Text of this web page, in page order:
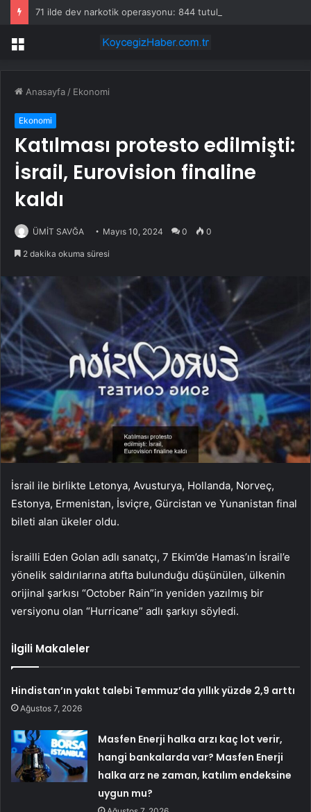
71 ilde dev narkotik operasyonu: 844 tutuklama
Menü
Anasayfa / Ekonomi
Ekonomi
Katılması protesto edilmişti:
İsrail, Eurovision finaline
kaldı
ÜMİT SAVĞA Mayıs 10, 2024 0 0
2 dakika okuma süresi
İsrail ile birlikte Letonya, Avusturya, Hollanda, Norveç,
Estonya, Ermenistan, İsviçre, Gürcistan ve Yunanistan final
bileti alan ükeler oldu.
İsrailli Eden Golan adlı sanatçı, 7 Ekim’de Hamas’ın İsrail’e
yönelik saldırılarına atıfta bulunduğu düşünülen, ülkenin
orijinal şarkısı “October Rain”in yeniden yazılmış bir
versiyonu olan “Hurricane” adlı şarkıyı söyledi.
İlgili Makaleler
Hindistan’ın yakıt talebi Temmuz’da yıllık yüzde 2,9 arttı
Ağustos 7, 2026
Masfen Enerji halka arzı kaç lot verir,
hangi bankalarda var? Masfen Enerji
halka arz ne zaman, katılım endeksine
uygun mu?